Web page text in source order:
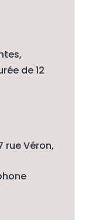
de 12
rue Véron,